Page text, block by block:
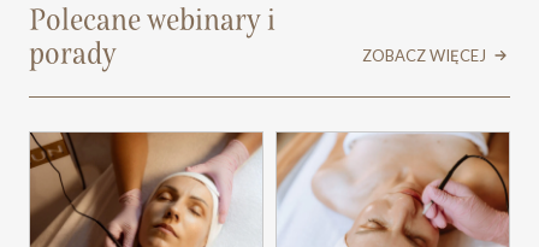
Polecane webinary i
porady
ZOBACZ WIĘCEJ